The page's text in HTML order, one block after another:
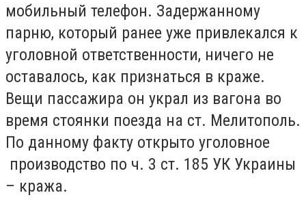
мобильный телефон. Задержанному
парню, который ранее уже привлекался к
уголовной ответственности, ничего не
оставалось, как признаться в краже.
Вещи пассажира он украл из вагона во
время стоянки поезда на ст. Мелитополь.
По данному факту открыто уголовное
производство по ч. 3 ст. 185 УК Украины
– кража.